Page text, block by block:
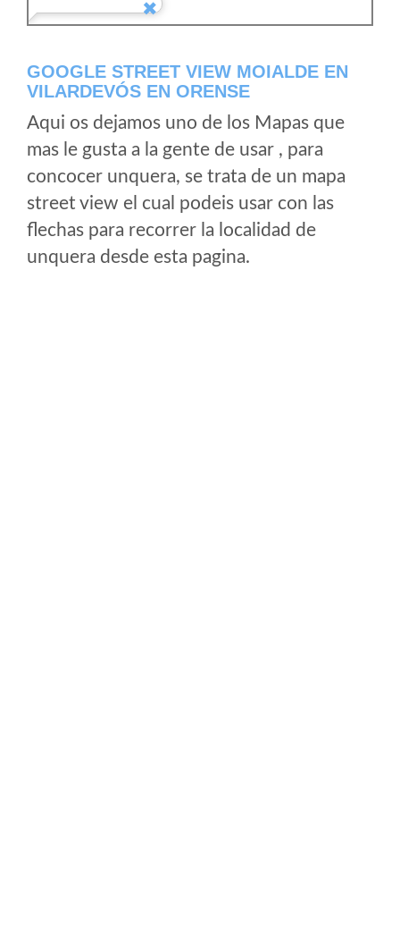
GOOGLE STREET VIEW MOIALDE EN
VILARDEVÓS EN ORENSE
Aqui os dejamos uno de los Mapas que
mas le gusta a la gente de usar , para
concocer unquera, se trata de un mapa
street view el cual podeis usar con las
flechas para recorrer la localidad de
unquera desde esta pagina.